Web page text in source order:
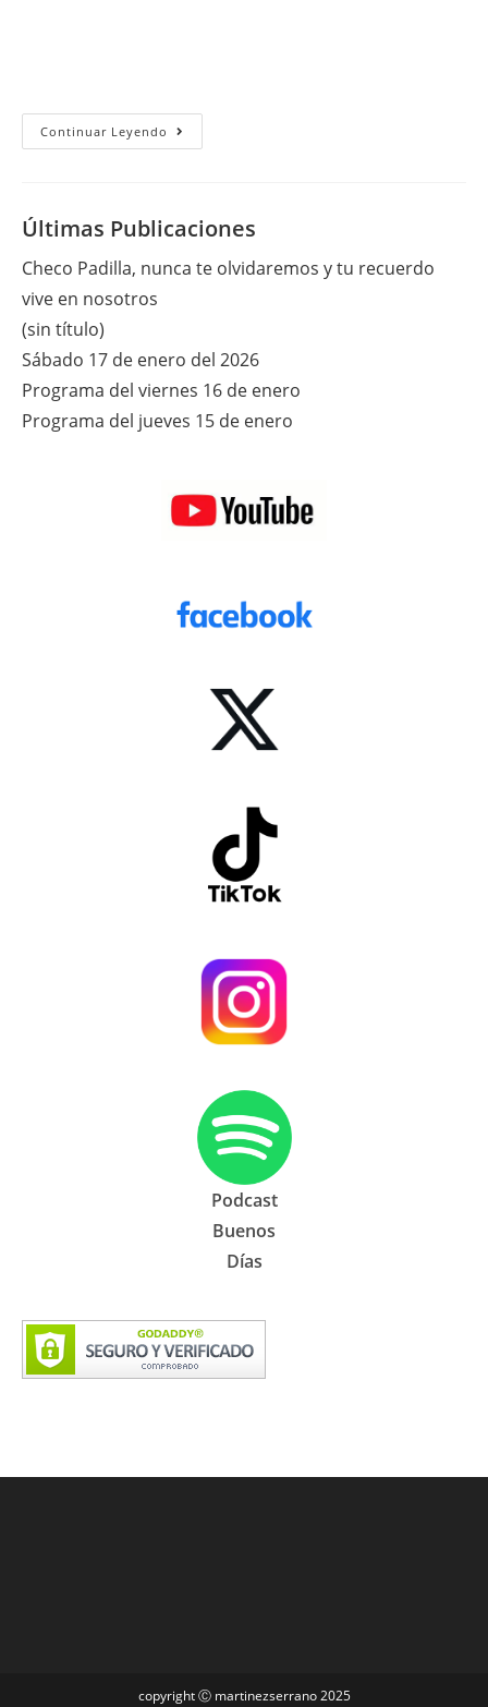
Continuar Leyendo Domingo
24
Últimas Publicaciones
Checo Padilla, nunca te olvidaremos y tu recuerdo
vive en nosotros
(sin título)
Sábado 17 de enero del 2026
Programa del viernes 16 de enero
Programa del jueves 15 de enero
Podcast
Buenos
Días
copyright Ⓒ martinezserrano 2025